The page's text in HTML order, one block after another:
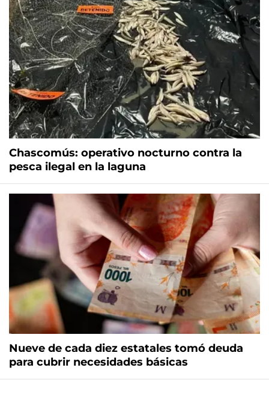
Chascomús: operativo nocturno contra la
pesca ilegal en la laguna
Nueve de cada diez estatales tomó deuda
para cubrir necesidades básicas